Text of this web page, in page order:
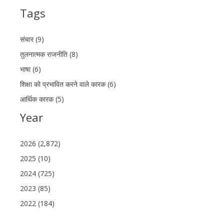
Tags
संचार (9)
तुलनात्मक राजनीति (8)
भाषा (6)
शिक्षा को प्रभावित करने वाले कारक (6)
आर्थिक कारक (5)
Year
2026 (2,872)
2025 (10)
2024 (725)
2023 (85)
2022 (184)